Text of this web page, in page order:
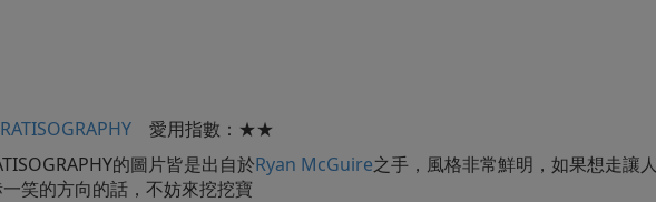
愛用指數：★★
的圖片皆是出自於Ryan McGuire之手，風格非常鮮明，如果想走讓人
笑的方向的話，不妨來挖挖寶